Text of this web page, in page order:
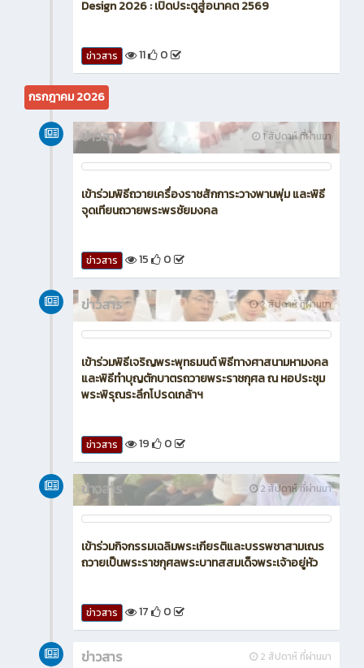
Design 2026 : เปิดประตูสู่อนาคต 2569
ข่าวสาร 11 0
กรกฎาคม 2026
1 สัปดาห์ ที่ผ่านมา
ข่าวสาร
เข้าร่วมพิธีถวายเครื่องราชสักการะวางพานพุ่ม และพิธี
จุดเทียนถวายพระพรชัยมงคล
ข่าวสาร 15 0
2 สัปดาห์ ที่ผ่านมา
ข่าวสาร
เข้าร่วมพิธีเจริญพระพุทธมนต์ พิธีทางศาสนามหามงคล
และพิธีทำบุญตักบาตรถวายพระราชกุศล ณ หอประชุม
พระพิรุณระลึกโปรดเกล้าฯ
ข่าวสาร 19 0
2 สัปดาห์ ที่ผ่านมา
ข่าวสาร
เข้าร่วมกิจกรรมเฉลิมพระเกียรติและบรรพชาสามเณร
ถวายเป็นพระราชกุศลพระบาทสสมเด็จพระเจ้าอยู่หัว
ข่าวสาร 17 0
2 สัปดาห์ ที่ผ่านมา
ข่าวสาร